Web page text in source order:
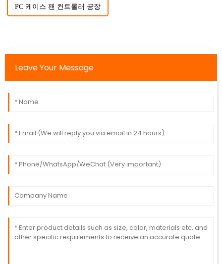
PC 케이스 팬 컨트롤러 공장
Leave Your Message